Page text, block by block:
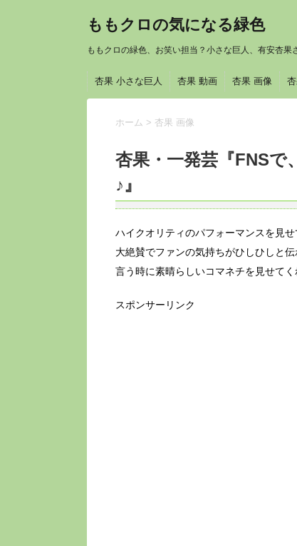
ももクロの気になる緑色
ももクロの緑色、お笑い担当？小さな巨人、有安杏果
杏果 小さな巨人 杏果 動画 杏果 画像
ホーム > 杏果 画像
杏果・一発芸『FNSで
♪』
ハイクオリティのパフォーマンスを見
大絶賛でファンの気持ちがひしひしと
言う時に素晴らしいコマネチを見せて
スポンサーリンク